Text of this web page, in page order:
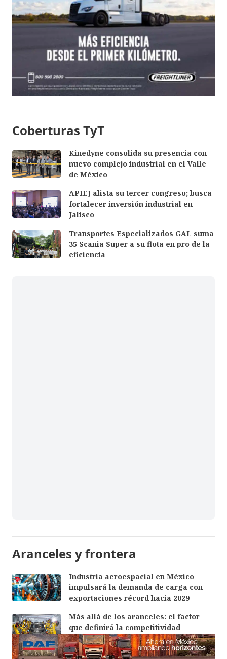
Coberturas TyT
Kinedyne consolida su presencia con
nuevo complejo industrial en el Valle
de México
APIEJ alista su tercer congreso; busca
fortalecer inversión industrial en
Jalisco
Transportes Especializados GAL suma
35 Scania Super a su flota en pro de la
eficiencia
Aranceles y frontera
Industria aeroespacial en México
impulsará la demanda de carga con
exportaciones récord hacia 2029
Más allá de los aranceles: el factor
que definirá la competitividad
automotriz en Norteamérica
México podría enfrentar en agosto